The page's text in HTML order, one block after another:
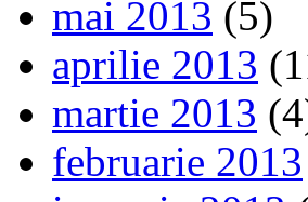
mai 2013 (5)
aprilie 2013
martie 2013
februarie 2013